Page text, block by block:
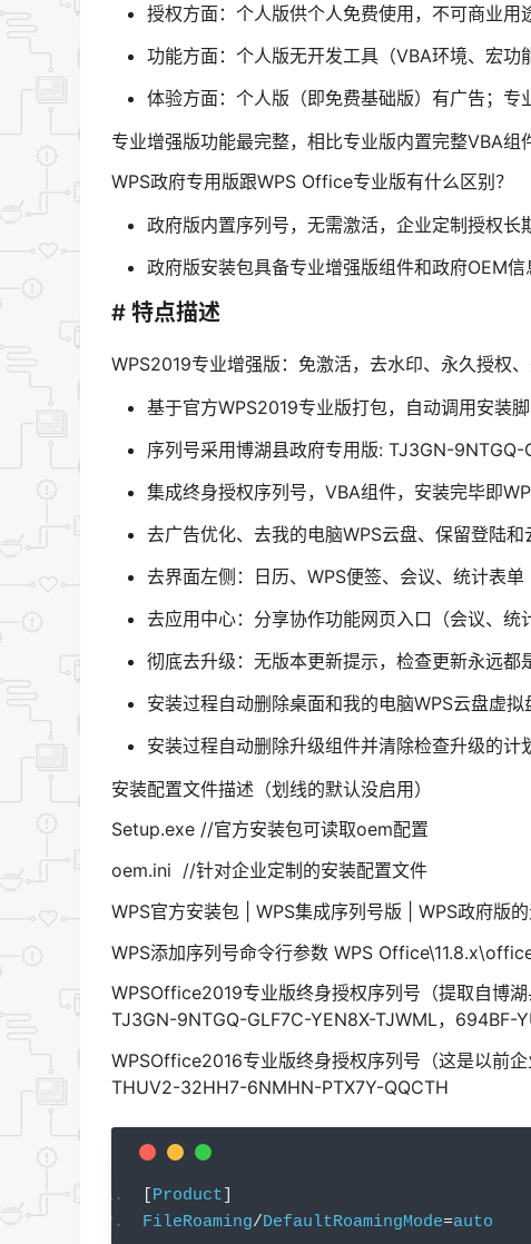
授权方面：个人版供个人免费使用，不可商业用
功能方面：个人版无开发工具（VBA环境、宏功
体验方面：个人版（即免费基础版）有广告；专
专业增强版功能最完整，相比专业版内置完整VBA组
WPS政府专用版跟WPS Office专业版有什么区别？
政府版内置序列号，无需激活，企业定制授权长
政府版安装包具备专业增强版组件和政府OEM信
# 特点描述
WPS2019专业增强版：免激活，去水印、永久授权
基于官方WPS2019专业版打包，自动调用安装
序列号采用博湖县政府专用版: TJ3GN-9NTGQ-
集成终身授权序列号，VBA组件，安装完毕即
去广告优化、去我的电脑WPS云盘、保留登陆和
去界面左侧：日历、WPS便签、会议、统计表单
去应用中心：分享协作功能网页入口（会议、统
彻底去升级：无版本更新提示，检查更新永远都
安装过程自动删除桌面和我的电脑WPS云盘虚拟
安装过程自动删除升级组件并清除检查升级的计
安装配置文件描述（划线的默认没启用）
Setup.exe //官方安装包可读取oem配置
oem.ini //针对企业定制的安装配置文件
WPS官方安装包 | WPS集成序列号版 | WPS政府版
WPS添加序列号命令行参数 WPS
WPSOffice2019专业版终身授权序列号（提取自博湖
TJ3GN-9NTGQ-GLF7C-YEN8X-TJWML，694BF-
WPSOffice2016专业版终身授权序列号（这是以前企
THUV2-32HH7-6NMHN-PTX7Y-QQCTH
Product
FileRoaming/DefaultRoamingMode=auto